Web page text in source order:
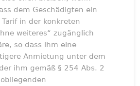
dem Geschädigten ein
in der konkreten
weiteres“ zugänglich
so dass ihm eine
Anmietung unter dem
ihm gemäß § 254 Abs. 2